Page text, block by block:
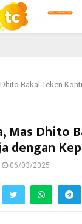
Bakal Teken
Mas Dhito
dengan
06/03/2025